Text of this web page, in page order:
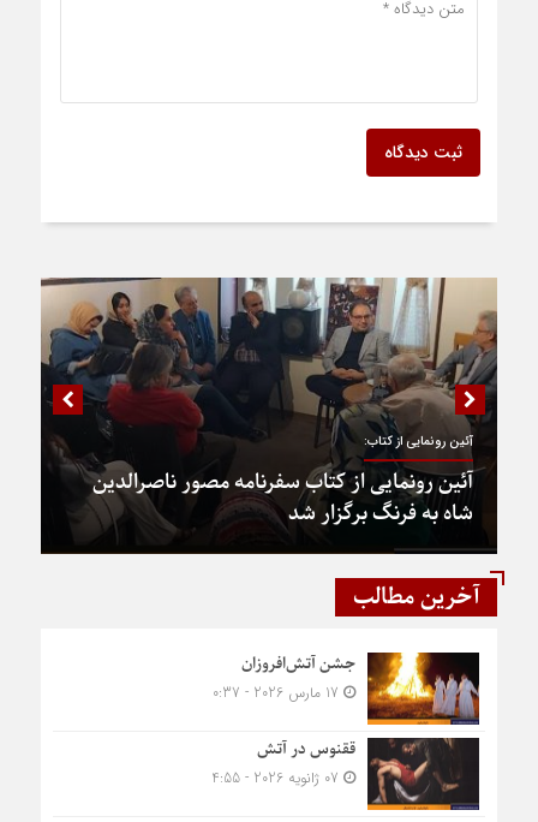
ثبت دیدگاه
آئین رونمایی از کتاب:
آئین رونمایی از کتاب سفرنامه مصور ناصرالدین
شاه به فرنگ برگزار شد
آخرین مطالب
جشن آتش‌افروزان
ققنوس در آتش